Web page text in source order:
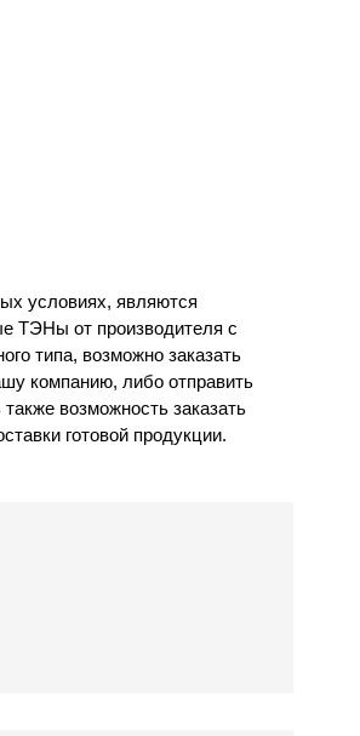
условиях, являются
ТЭНы от производителя с
типа, возможно заказать
компанию, либо отправить
возможность заказать
готовой продукции.